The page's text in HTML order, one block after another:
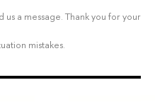
a message. Thank you for your
mistakes.